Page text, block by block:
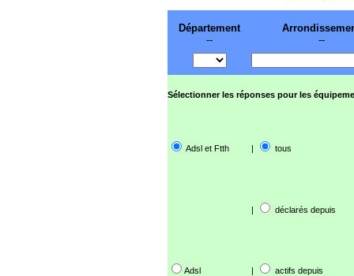
Département
--
--
Sélectionner les réponses pour les
Adsl et Ftth | tous
| déclarés depuis
Adsl | actifs depuis